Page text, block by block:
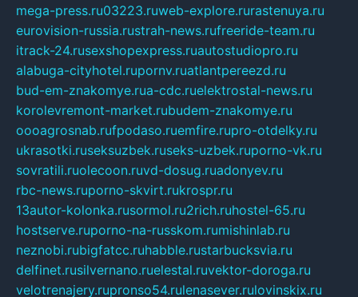
mega-press.ru03223.ruweb-explore.rurastenuya.ru
eurovision-russia.rustrah-news.rufreeride-team.ru
itrack-24.rusexshopexpress.ruautostudiopro.ru
alabuga-cityhotel.rupornv.ruatlantpereezd.ru
bud-em-znakomye.rua-cdc.ruelektrostal-news.ru
korolevremont-market.rubudem-znakomye.ru
oooagrosnab.rufpodaso.ruemfire.rupro-otdelky.ru
ukrasotki.ruseksuzbek.ruseks-uzbek.ruporno-vk.ru
sovratili.ruolecoon.ruvd-dosug.ruadonyev.ru
rbc-news.ruporno-skvirt.rukrospr.ru
13autor-kolonka.rusormol.ru2rich.ruhostel-65.ru
hostserve.ruporno-na-russkom.rumishinlab.ru
neznobi.rubigfatcc.ruhabble.rustarbucksvia.ru
delfinet.rusilvernano.ruelestal.ruvektor-doroga.ru
velotrenajery.rupronso54.rulenasever.rulovinskix.ru